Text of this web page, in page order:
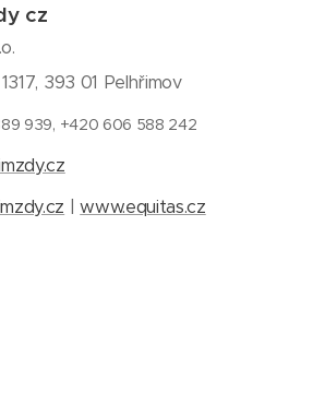
cz
393 01 Pelhřimov
939, +420 606 588 242
|www.equitas.cz